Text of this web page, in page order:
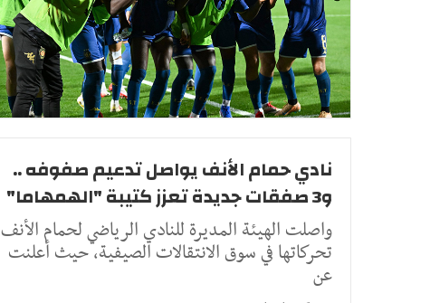
نادي حمام الأنف يواصل تدعيم صفوفه ..
و3 صفقات جديدة تعزز كتيبة "الهمهاما"
واصلت الهيئة المديرة للنادي الرياضي لحمام الأنف
تحركاتها في سوق الانتقالات الصيفية، حيث أعلنت
عن